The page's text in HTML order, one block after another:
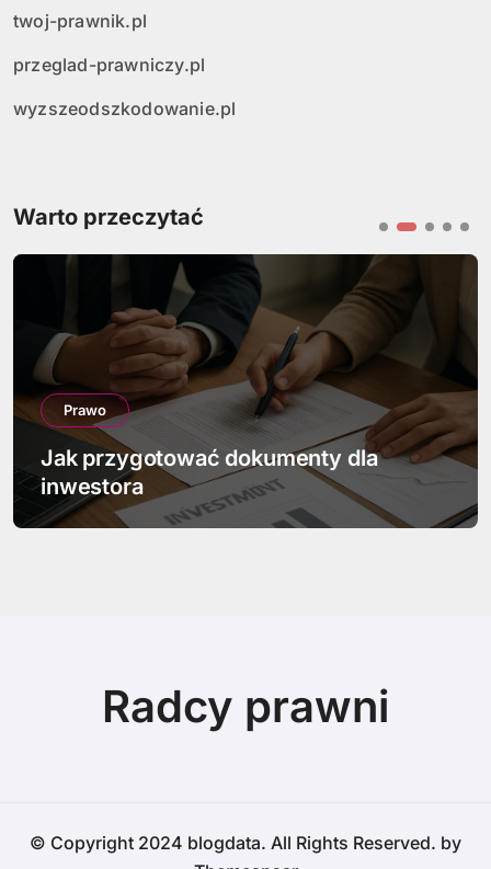
twoj-prawnik.pl
przeglad-prawniczy.pl
wyzszeodszkodowanie.pl
Warto przeczytać
Prawo
Jak przygotować dokumenty dla
inwestora
Radcy prawni
© Copyright 2024 blogdata. All Rights Reserved. by